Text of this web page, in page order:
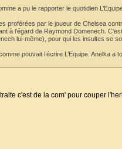
a pu le rapporter le quotidien
proférées par le joueur de Chelsea
à l'égard de Raymond Domenech.
lui-même), pour qui les insultes se
pouvait l’écrire L’Equipe. Anelka a
c'est de la com' pour couper